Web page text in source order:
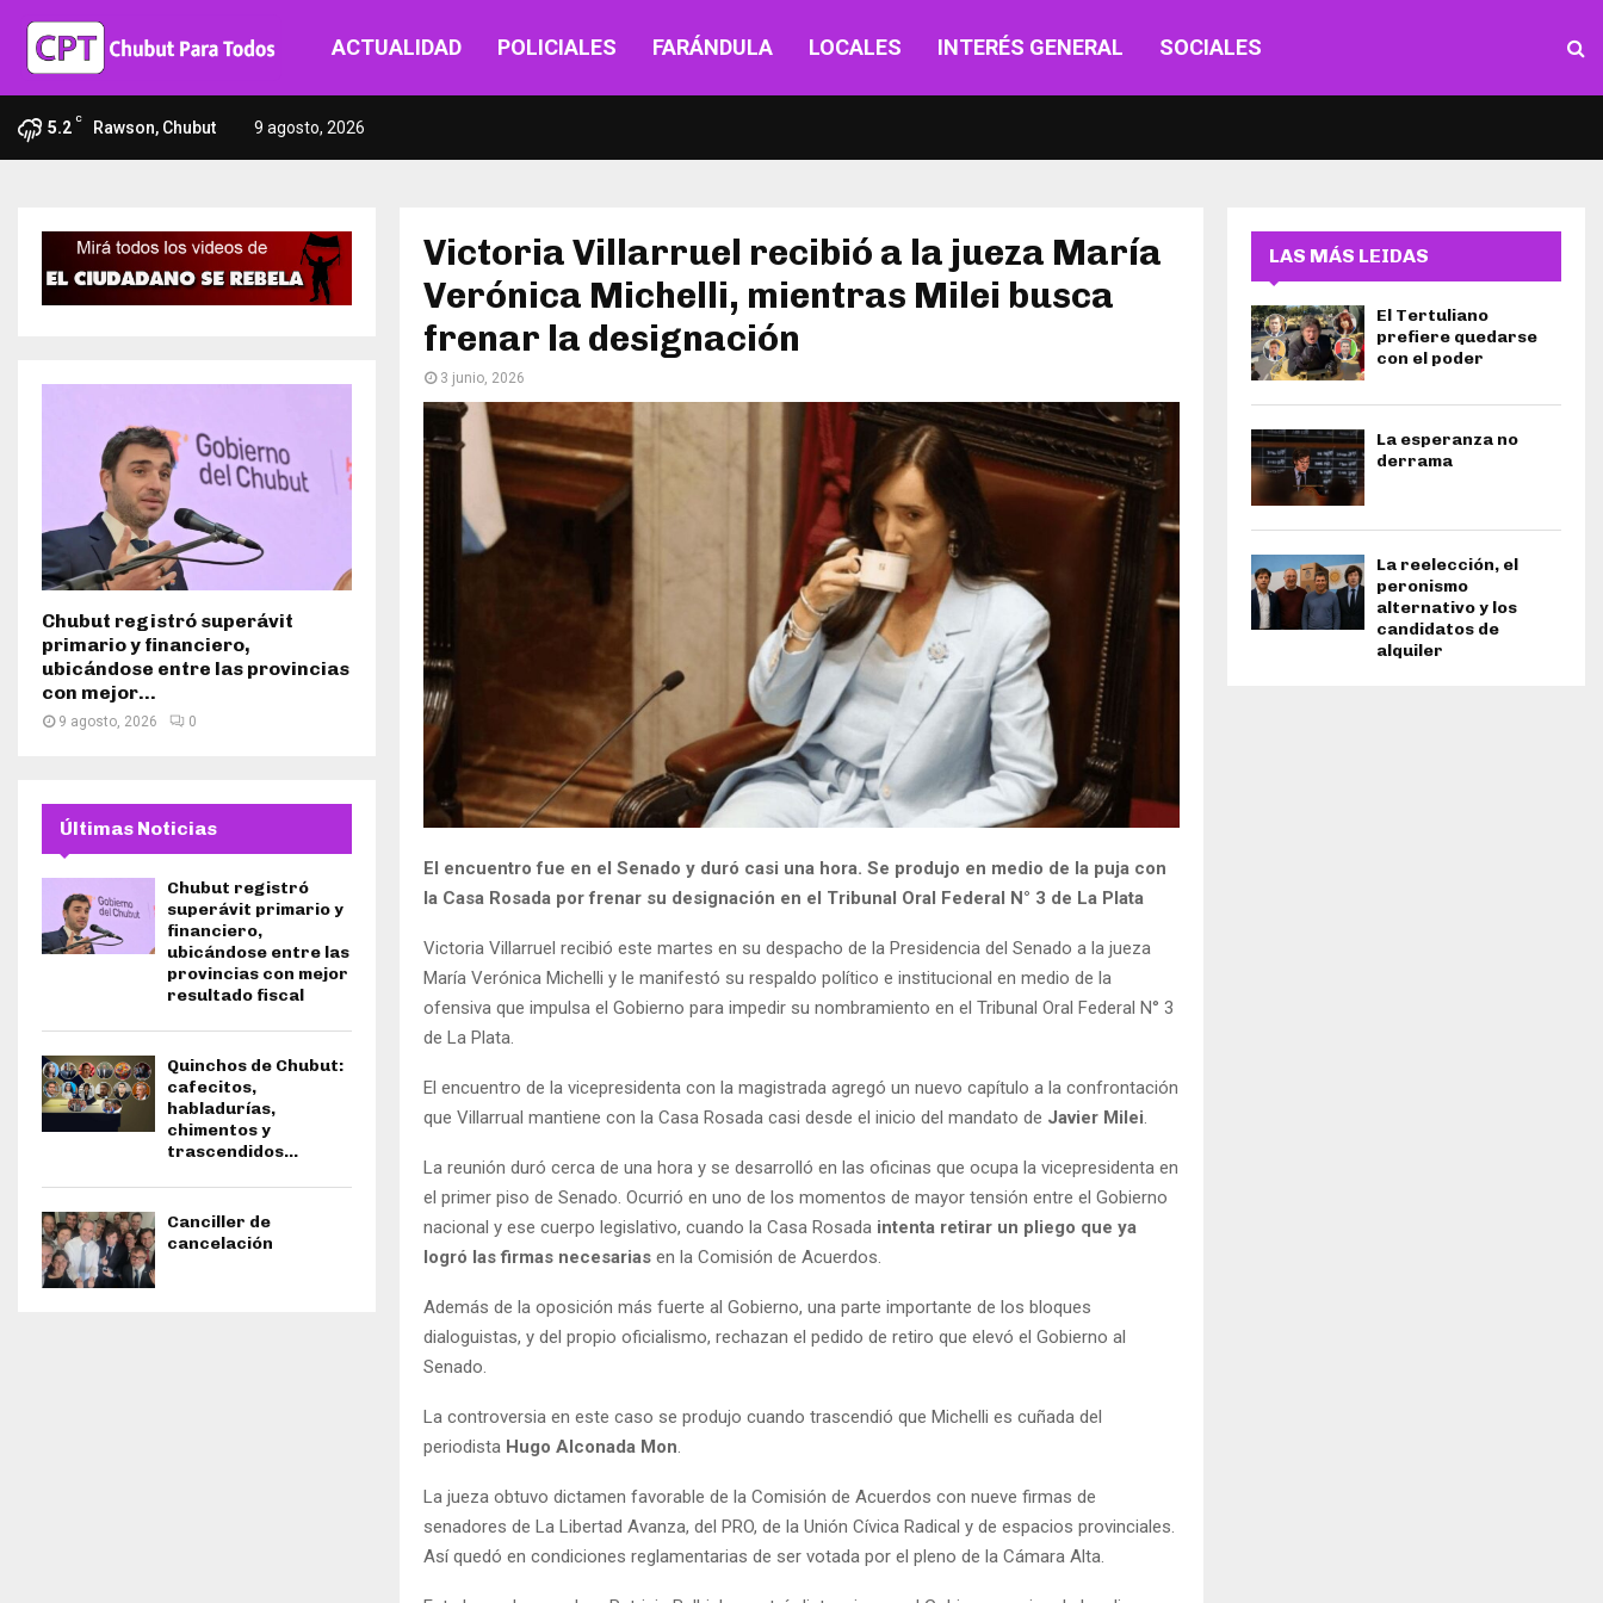
ACTUALIDAD POLICIALES FARÁNDULA LOCALES INTERÉS GENERAL SOCIALES
5.2 C Rawson, Chubut 9 agosto, 2026
Victoria Villarruel recibió a la jueza María
Verónica Michelli, mientras Milei busca
frenar la designación
3 junio, 2026
El encuentro fue en el Senado y duró casi una hora. Se produjo en medio de la puja con
la Casa Rosada por frenar su designación en el Tribunal Oral Federal N° 3 de La Plata
Victoria Villarruel recibió este martes en su despacho de la Presidencia del Senado a la jueza
María Verónica Michelli y le manifestó su respaldo político e institucional en medio de la
ofensiva que impulsa el Gobierno para impedir su nombramiento en el Tribunal Oral Federal N° 3
de La Plata.
El encuentro de la vicepresidenta con la magistrada agregó un nuevo capítulo a la confrontación
que Villarrual mantiene con la Casa Rosada casi desde el inicio del mandato de Javier Milei.
La reunión duró cerca de una hora y se desarrolló en las oficinas que ocupa la vicepresidenta en
el primer piso de Senado. Ocurrió en uno de los momentos de mayor tensión entre el Gobierno
nacional y ese cuerpo legislativo, cuando la Casa Rosada intenta retirar un pliego que ya
logró las firmas necesarias en la Comisión de Acuerdos.
Además de la oposición más fuerte al Gobierno, una parte importante de los bloques
dialoguistas, y del propio oficialismo, rechazan el pedido de retiro que elevó el Gobierno al
Senado.
La controversia en este caso se produjo cuando trascendió que Michelli es cuñada del
periodista Hugo Alconada Mon.
La jueza obtuvo dictamen favorable de la Comisión de Acuerdos con nueve firmas de
senadores de La Libertad Avanza, del PRO, de la Unión Cívica Radical y de espacios provinciales.
Así quedó en condiciones reglamentarias de ser votada por el pleno de la Cámara Alta.
Chubut registró superávit
primario y financiero,
ubicándose entre las provincias
con mejor...
9 agosto, 2026 0
Últimas Noticias
Chubut registró
superávit primario y
financiero,
ubicándose entre las
provincias con mejor
resultado fiscal
Quinchos de Chubut:
cafecitos,
habladurías,
chimentos y
trascendidos…
Canciller de
cancelación
LAS MÁS LEIDAS
El Tertuliano
prefiere quedarse
con el poder
La esperanza no
derrama
La reelección, el
peronismo
alternativo y los
candidatos de
alquiler